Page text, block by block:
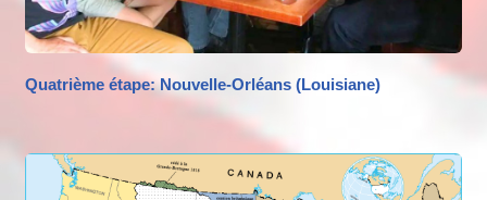
Quatrième étape: Nouvelle-Orléans (Louisiane)